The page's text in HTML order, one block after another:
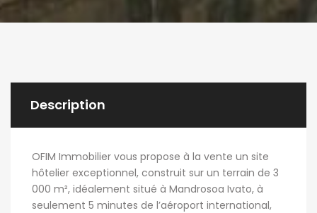
Description
OFIM Immobilier vous propose à la vente un site
hôtelier exceptionnel, construit sur un terrain de 3
000 m², idéalement situé à Mandrosoa Ivato, à
seulement 5 minutes de l’aéroport international,